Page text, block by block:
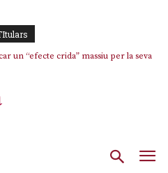
un “efecte crida” massiu per la seva
Marc Puigtió a Girona: desbandada de